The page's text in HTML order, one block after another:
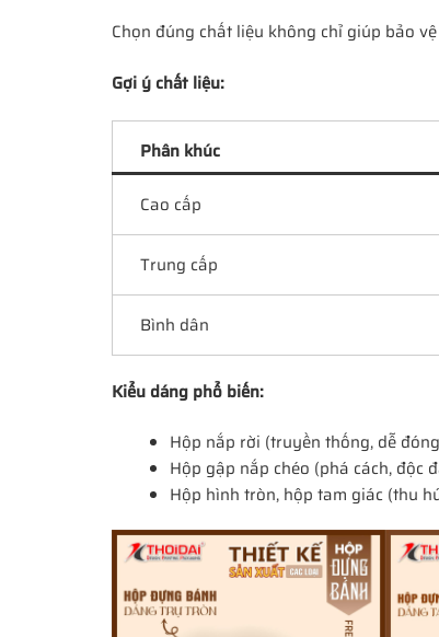
Chọn đúng chất liệu không chỉ giúp bảo
Gợi ý chất liệu:
Phân khúc
Cao cấp
Trung cấp
Bình dân
Kiểu dáng phổ biến:
Hộp nắp rời (truyền thống, dễ
Hộp gập nắp chéo (phá cách, độc
Hộp hình tròn, hộp tam giác (thu